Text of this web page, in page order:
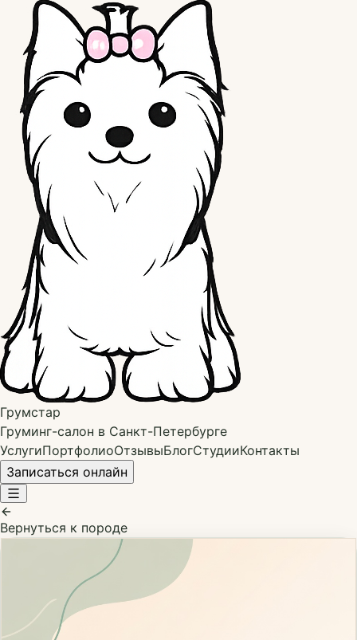
Грумстар
Груминг-салон в Санкт-Петербурге
УслугиПортфолиоОтзывыБлогСтудииКонтакты
Записаться онлайн
Вернуться к породе